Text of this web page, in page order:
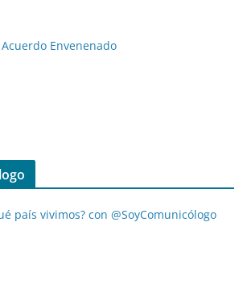
Acuerdo Envenenado
país vivimos? con @SoyComunicólogo